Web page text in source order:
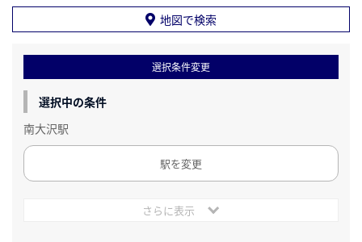
地図で検索
選択条件変更
選択中の条件
南大沢駅
駅を変更
さらに表示